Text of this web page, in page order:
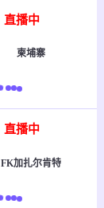
直播中
柬埔寨
直播中
FK加扎尔肯特